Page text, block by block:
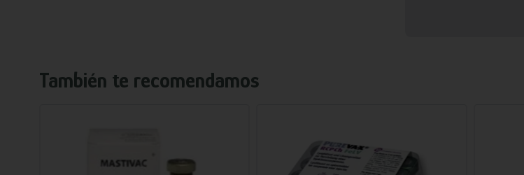
También te recomendamos